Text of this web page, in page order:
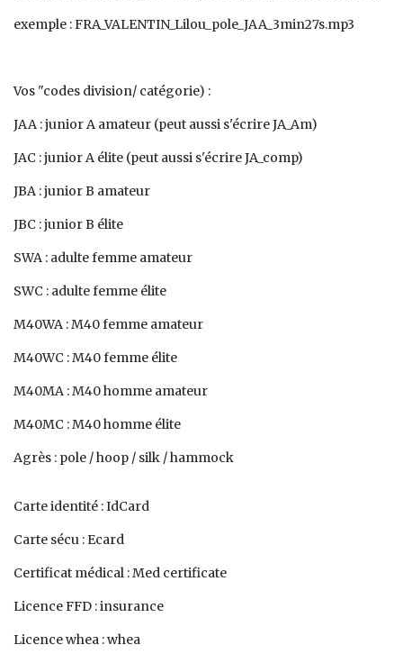
exemple : FRA_VALENTIN_Lilou_pole_JAA_3min27s.mp3
Vos "codes division/ catégorie) :
JAA : junior A amateur (peut aussi s'écrire JA_Am)
JAC : junior A élite (peut aussi s'écrire JA_comp)
JBA : junior B amateur
JBC : junior B élite
SWA : adulte femme amateur
SWC : adulte femme élite
M40WA : M40 femme amateur
M40WC : M40 femme élite
M40MA : M40 homme amateur
M40MC : M40 homme élite
Agrès : pole / hoop / silk / hammock
Carte identité : IdCard
Carte sécu : Ecard
Certificat médical : Med certificate
Licence FFD : insurance
Licence whea : whea